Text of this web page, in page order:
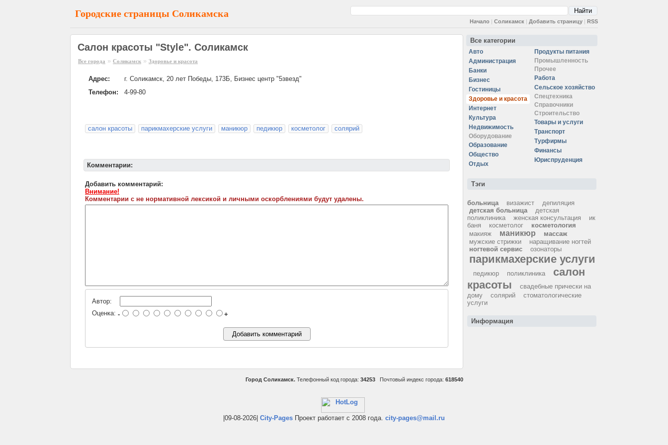
Городские страницы Соликамска
Начало | Соликамск | Добавить страницу | RSS
Салон красоты "Style". Соликамск
Все города » Соликамск » Здоровье и красота
Адрес:
г. Соликамск, 20 лет Победы, 173Б, Бизнес центр "5звезд"
Телефон:
4-99-80
салон красоты парикмахерские услуги маникюр педикюр косметолог солярий
Комментарии:
Добавить комментарий:
Внимание!
Комментарии с не нормативной лексикой и личными оскорблениями будут удалены.
Автор:
Оценка: - +
Город Соликамск. Телефонный код города: 34253 Почтовый индекс города: 618540
Все категории
Авто
Администрация
Банки
Бизнес
Гостиницы
Здоровье и красота
Интернет
Культура
Недвижимость
Оборудование
Образование
Общество
Отдых
Продукты питания
Промышленность
Прочее
Работа
Сельское хозяйство
Спецтехника
Справочники
Строительство
Товары и услуги
Транспорт
Турфирмы
Финансы
Юриспруденция
Тэги
больница визажист
депиляция
детская больница
детская
поликлиника
женская консультация
ик
баня
косметолог
косметология
макияж
маникюр
массаж
мужские стрижки
наращивание ногтей
ногтевой сервис
озонаторы
парикмахерские услуги
педикюр поликлиника
салон
красоты
свадебные прически на
дому
солярий
стоматологические
услуги
Информация
|09-08-2026| City-Pages Проект работает с 2008 года. city-pages@mail.ru